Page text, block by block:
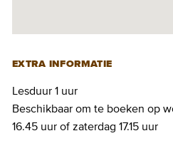
EXTRA INFORMATIE
Lesduur 1 uur
Beschikbaar om te boeken op
16.45 uur of zaterdag 17.15 uur